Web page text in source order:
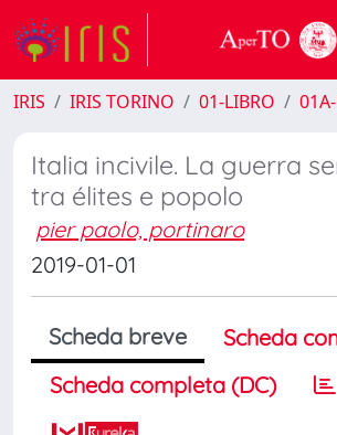
IRIS IRIS TORINO 01-LIBRO
Italia incivile. La guerra
tra élites e popolo
pier paolo, portinaro
2019-01-01
Scheda breve
Scheda
Scheda completa (DC)